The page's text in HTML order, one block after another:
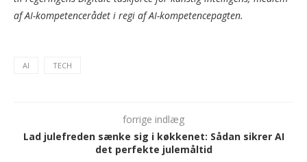
af AI-kompetencerådet i regi af AI-kompetencepagten.
AI TECH
forrige indlæg
Lad julefreden sænke sig i køkkenet: Sådan sikrer AI
det perfekte julemåltid